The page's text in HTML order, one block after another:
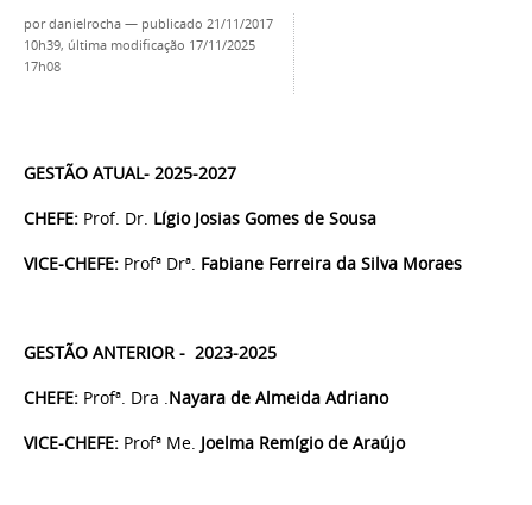
pordanielrocha — publicado 21/11/2017
10h39, última modificação 17/11/2025
17h08
GESTÃO ATUAL- 2025-2027
CHEFE: Prof. Dr. Lígio Josias Gomes de Sousa
VICE-CHEFE: Profª Drª. Fabiane Ferreira da Silva Moraes
GESTÃO ANTERIOR - 2023-2025
CHEFE: Profª. Dra .Nayara de Almeida Adriano
VICE-CHEFE: Profª Me. Joelma Remígio de Araújo